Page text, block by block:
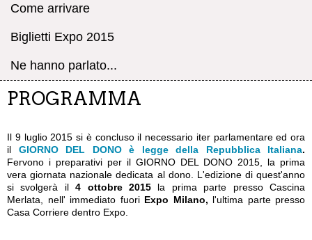
Come arrivare
Biglietti Expo 2015
Ne hanno parlato...
PROGRAMMA
Il 9 luglio 2015 si è concluso il necessario iter parlamentare ed ora
il GIORNO DEL DONO è legge della Repubblica Italiana.
Fervono i preparativi per il GIORNO DEL DONO 2015, la prima
vera giornata nazionale dedicata al dono. L'edizione di quest'anno
si svolgerà il4 ottobre 2015 la prima parte presso Cascina
Merlata, nell' immediato fuori Expo Milano, l'ultima parte presso
Casa Corriere dentro Expo.